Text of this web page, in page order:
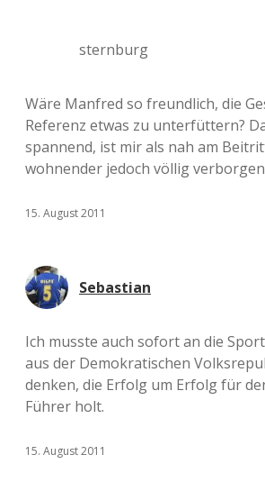
sternburg
Wäre Manfred so freundlich, die
Referenz etwas zu unterfüttern?
spannend, ist mir als nah am
wohnender jedoch völlig
15. August 2011
Sebastian
Ich musste auch sofort an die
aus der Demokratischen
denken, die Erfolg um Erfolg für
Führer holt.
15. August 2011